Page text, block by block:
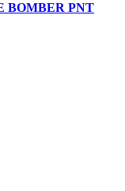
BOMBER PNT